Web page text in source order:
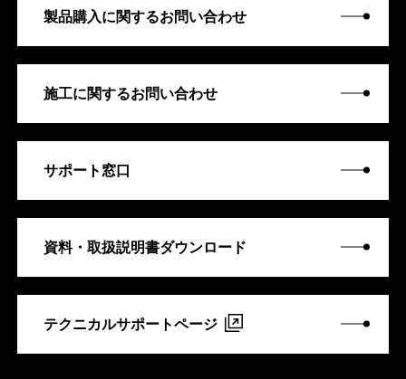
製品購入に関するお問い合わせ
施工に関するお問い合わせ
サポート窓口
資料・取扱説明書ダウンロード
テクニカルサポートページ